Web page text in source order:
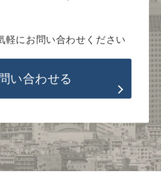
軽にお問い合わせください
い合わせる